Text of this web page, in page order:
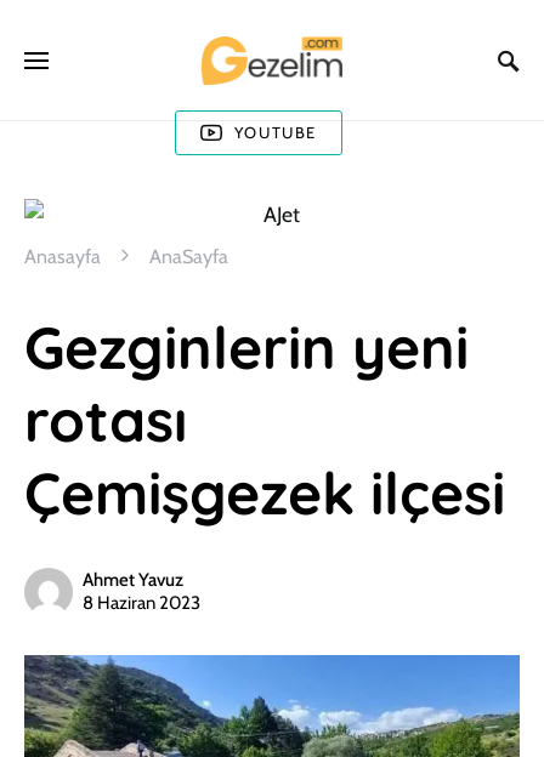
YOUTUBE
Anasayfa AnaSayfa
Gezginlerin yeni
rotası
Çemişgezek ilçesi
Ahmet Yavuz
8 Haziran 2023